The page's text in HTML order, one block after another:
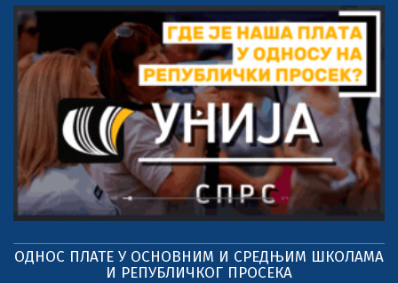
ОДНОС ПЛАТЕ У ОСНОВНИМ И СРЕДЊИМ ШКОЛАМА
И РЕПУБЛИЧКОГ ПРОСЕКА